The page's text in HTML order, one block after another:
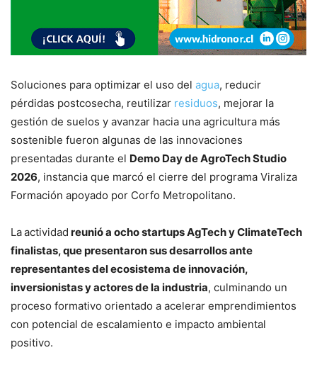
Soluciones para optimizar el uso del agua, reducir
pérdidas postcosecha, reutilizar residuos, mejorar la
gestión de suelos y avanzar hacia una agricultura más
sostenible fueron algunas de las innovaciones
presentadas durante el Demo Day de AgroTech Studio
2026, instancia que marcó el cierre del programa Viraliza
Formación apoyado por Corfo Metropolitano.
Laactividad reunió a ocho startups AgTech y ClimateTech
finalistas, que presentaron sus desarrollos ante
representantes del ecosistema de innovación,
inversionistas y actores de la industria, culminando un
proceso formativo orientado a acelerar emprendimientos
con potencial de escalamiento e impacto ambiental
positivo.